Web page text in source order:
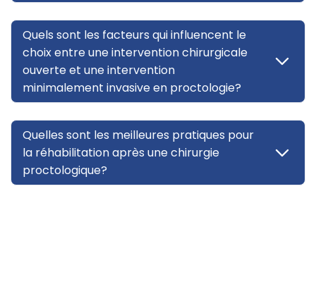
Quels sont les facteurs qui influencent le
choix entre une intervention chirurgicale
ouverte et une intervention
minimalement invasive en proctologie?
Quelles sont les meilleures pratiques pour
la réhabilitation après une chirurgie
proctologique?